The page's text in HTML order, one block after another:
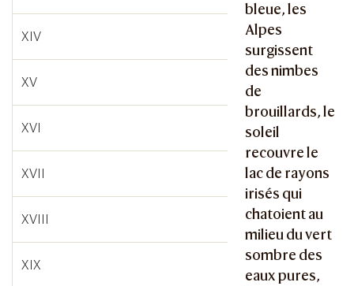
bleue, les
Alpes
surgissent
des nimbes
de
brouillards, le
soleil
recouvre le
lac de rayons
irisés qui
chatoient au
milieu du vert
sombre des
eaux pures,
XIV
XV
XVI
XVII
XVIII
XIX